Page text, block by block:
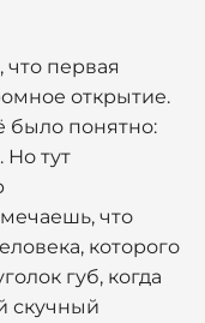
что первая
открытие.
было понятно:
Но тут
что
которого
губ, когда
скучный